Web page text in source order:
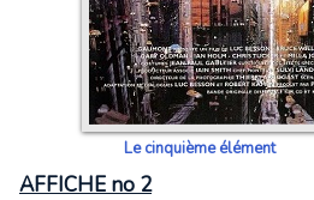
Le cinquième élément
AFFICHE no 2